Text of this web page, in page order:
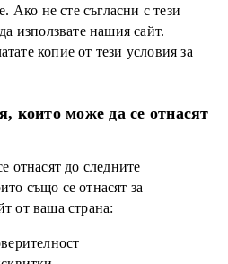
Ако не сте съгласни с тези
използвате нашия сайт.
копие от тези условия за
които може да се отнасят
отнасят до следните
също се отнасят за
от ваша страна: